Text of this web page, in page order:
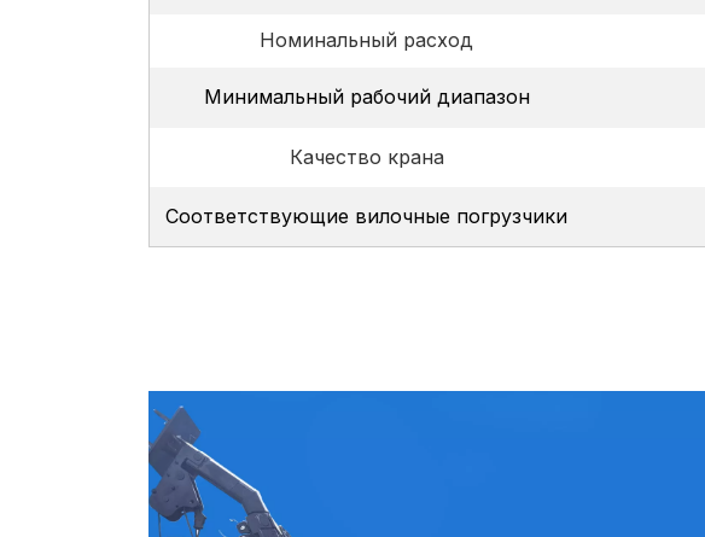
Номинальный расход
Минимальный рабочий диапазон
Качество крана
Соответствующие вилочные погрузчики